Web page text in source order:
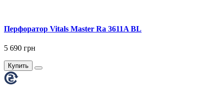
Перфоратор Vitals Master Ra 3611A BL
5 690 грн
Купить